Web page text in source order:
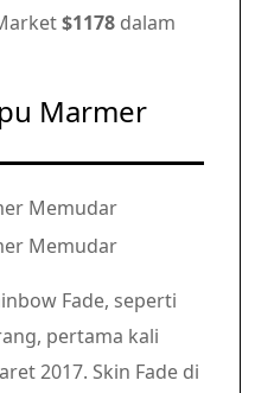
$1178 dalam
Marmer
Fade, seperti
pertama kali
2017. Skin Fade di